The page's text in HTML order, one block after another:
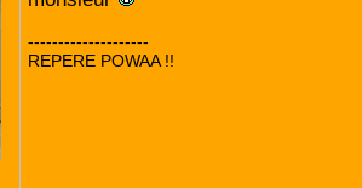
--------------------
REPERE POWAA !!